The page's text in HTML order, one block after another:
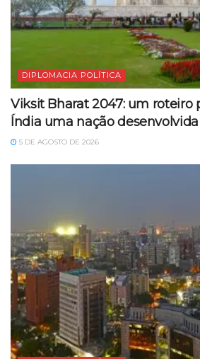
DIPLOMACIA POLÍTICA
Viksit Bharat 2047: um roteiro
Índia uma nação desenvolvida
5 DE AGOSTO DE 2026